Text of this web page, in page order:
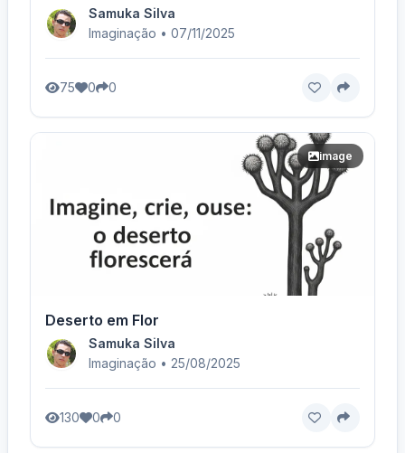
Samuka Silva
Imaginação • 07/11/2025
75 0 0
image
Deserto em Flor
Samuka Silva
Imaginação • 25/08/2025
130 0 0